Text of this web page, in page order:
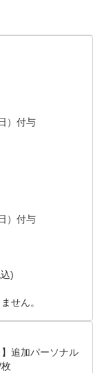
）付与
）付与
)
追加パーソナル